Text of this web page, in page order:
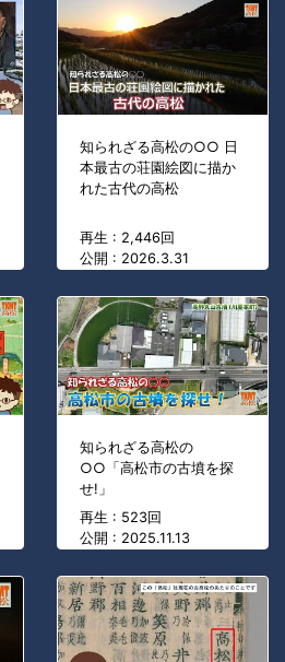
知られざる高松の○○ 日
本最古の荘園絵図に描か
れた古代の高松
再生 : 2,446回
公開 : 2026.3.31
知られざる高松の
○○「高松市の古墳を探
せ!」
再生 : 523回
公開 : 2025.11.13